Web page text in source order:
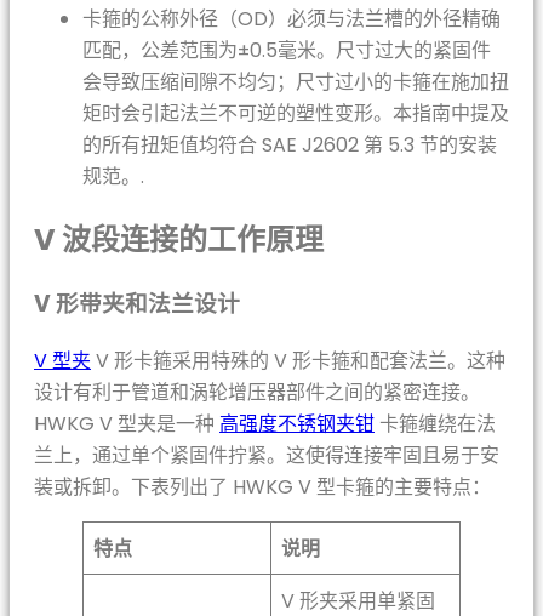
卡箍的公称外径（OD）必须与法兰槽的外径精确
匹配，公差范围为±0.5毫米。尺寸过大的紧固件
会导致压缩间隙不均匀；尺寸过小的卡箍在施加扭
矩时会引起法兰不可逆的塑性变形。本指南中提及
的所有扭矩值均符合 SAE J2602 第 5.3 节的安装
规范。.
V 波段连接的工作原理
V 形带夹和法兰设计
V 型夹 V 形卡箍采用特殊的 V 形卡箍和配套法兰。这种
设计有利于管道和涡轮增压器部件之间的紧密连接。
HWKG V 型夹是一种 高强度不锈钢夹钳 卡箍缠绕在法
兰上，通过单个紧固件拧紧。这使得连接牢固且易于安
装或拆卸。下表列出了 HWKG V 型卡箍的主要特点：
特点 说明
V 形夹采用单紧固